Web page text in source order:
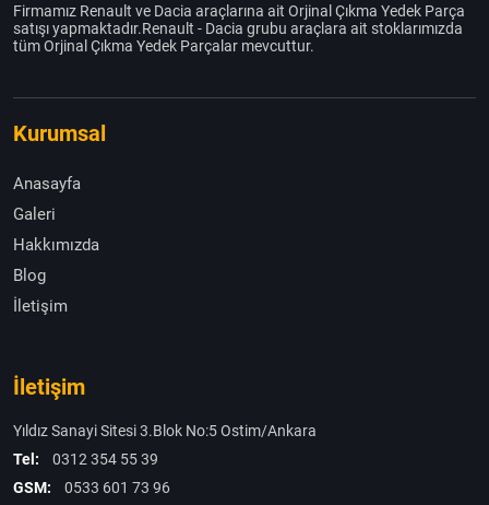
Firmamız Renault ve Dacia araçlarına ait Orjinal Çıkma Yedek Parça
satışı yapmaktadır.Renault - Dacia grubu araçlara ait stoklarımızda
tüm Orjinal Çıkma Yedek Parçalar mevcuttur.
Kurumsal
Anasayfa
Galeri
Hakkımızda
Blog
İletişim
İletişim
Yıldız Sanayi Sitesi 3.Blok No:5 Ostim/Ankara
Tel:
0312 354 55 39
GSM:
0533 601 73 96